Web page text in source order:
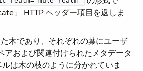
」 HTTP ヘッダー項目を返しま
木であり、それぞれの葉にユーザ
アおよび関連付けられたメタデータ
は木の枝のように分かれていま